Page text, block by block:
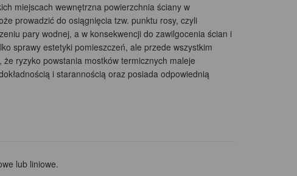
miejscach wewnętrzna powierzchnia ściany w
prowadzić do osiągnięcia tzw. punktu rosy, czyli
pary wodnej, a w konsekwencji do zawilgocenia ścian i
sprawy estetyki pomieszczeń, ale przede wszystkim
ryzyko powstania mostków termicznych maleje
i starannością oraz posiada odpowiednią
lub liniowe.